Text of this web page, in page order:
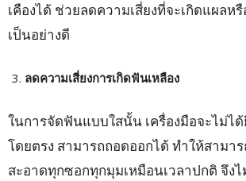
เคืองได้ ช่วยลดความเสี่ยงที่จะเกิดแผลห
เป็นอย่างดี
ลดความเสี่ยงการเกิดฟันเหลือง
ในการจัดฟันแบบใสนั้น เครื่องมือจะไม่ไ
โดยตรง สามารถถอดออกได้ ทำให้สามา
สะอาดทุกซอกทุกมุมเหมือนเวลาปกติ จึง